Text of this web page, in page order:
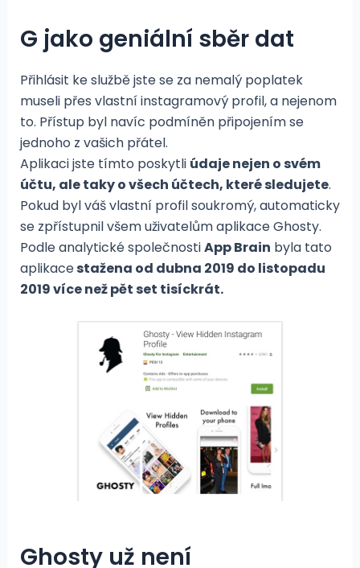
G jako geniální sběr dat
Přihlásit ke službě jste se za nemalý poplatek
museli přes vlastní instagramový profil, a nejenom
to. Přístup byl navíc podmíněn připojením se
jednoho z vašich přátel.
Aplikaci jste tímto poskytli údaje nejen o svém
účtu, ale taky o všech účtech, které sledujete.
Pokud byl váš vlastní profil soukromý, automaticky
se zpřístupnil všem uživatelům aplikace Ghosty.
Podle analytické společnostiApp Brain byla tato
aplikacestažena od dubna 2019 do listopadu
2019 více než pět set tisíckrát.
Ghosty už není